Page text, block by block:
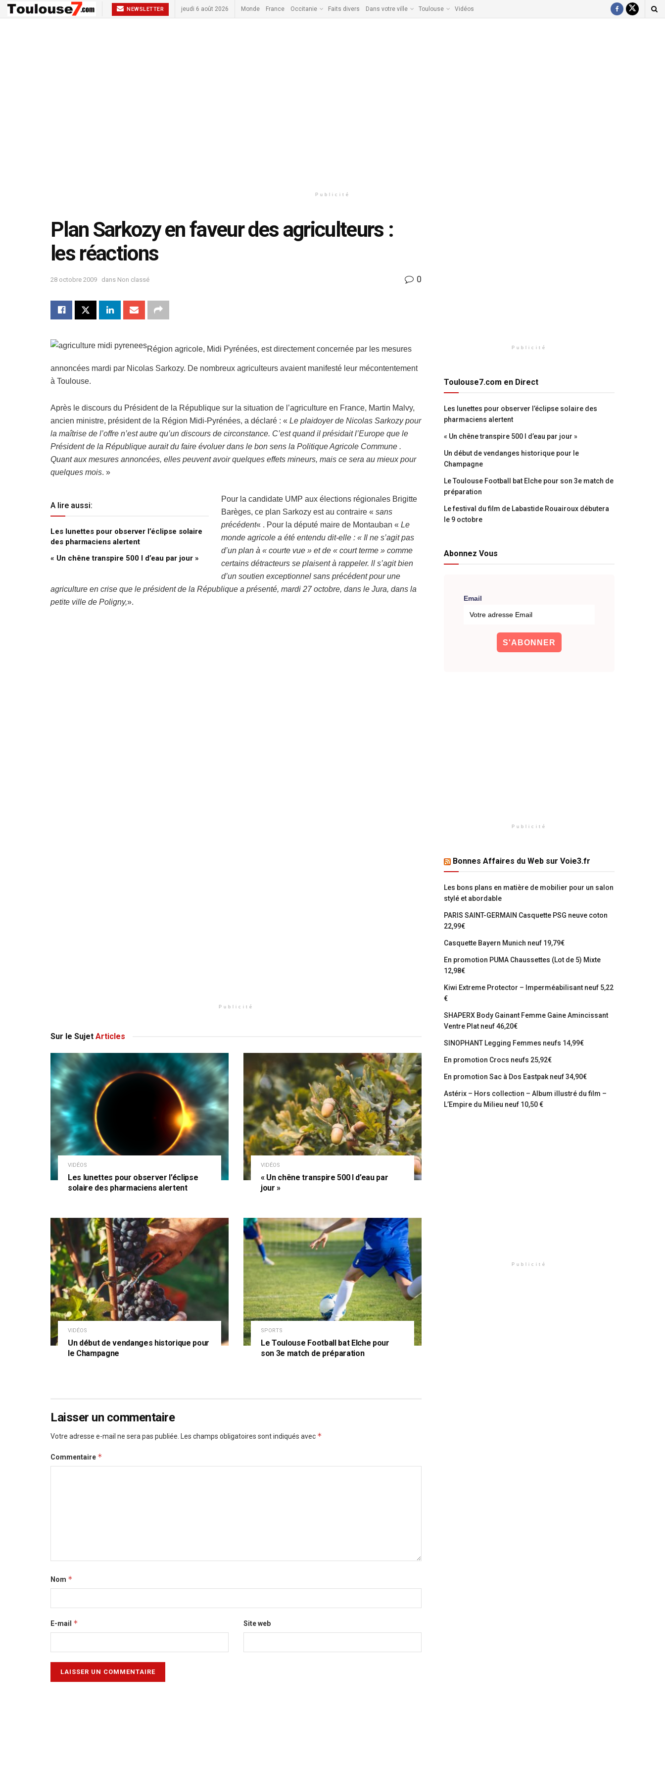
NEWSLETTER jeudi 6 août 2026 Monde France Occitanie Faits divers Dans votre ville Toulouse Vidéos
Publicité
Plan Sarkozy en faveur des agriculteurs :
les réactions
28 octobre 2009 dans Non classé 0
Région agricole, Midi Pyrénées, est directement concernée par les mesures
annoncées mardi par Nicolas Sarkozy. De nombreux agriculteurs avaient manifesté leur mécontentement
à Toulouse.
Après le discours du Président de la République sur la situation de l’agriculture en France, Martin Malvy,
ancien ministre, président de la Région Midi-Pyrénées, a déclaré : « Le plaidoyer de Nicolas Sarkozy pour
la maîtrise de l’offre n’est autre qu’un discours de circonstance. C’est quand il présidait l’Europe que le
Président de la République aurait du faire évoluer dans le bon sens la Politique Agricole Commune .
Quant aux mesures annoncées, elles peuvent avoir quelques effets mineurs, mais ce sera au mieux pour
quelques mois. »
A lire aussi:
Les lunettes pour observer l’éclipse solaire
des pharmaciens alertent
« Un chêne transpire 500 l d’eau par jour »
Pour la candidate UMP aux élections régionales Brigitte
Barèges, ce plan Sarkozy est au contraire « sans
précédent« . Pour la député maire de Montauban « Le
monde agricole a été entendu dit-elle : « Il ne s’agit pas
d’un plan à « courte vue » et de « court terme » comme
certains détracteurs se plaisent à rappeler. ll s’agit bien
d’un soutien exceptionnel sans précédent pour une
agriculture en crise que le président de la République a présenté, mardi 27 octobre, dans le Jura, dans la
petite ville de Poligny,».
Publicité
Sur le Sujet Articles
VIDÉOS
Les lunettes pour observer l’éclipse
solaire des pharmaciens alertent
VIDÉOS
« Un chêne transpire 500 l d’eau par
jour »
VIDÉOS
Un début de vendanges historique pour
le Champagne
SPORTS
Le Toulouse Football bat Elche pour
son 3e match de préparation
Laisser un commentaire
Votre adresse e-mail ne sera pas publiée. Les champs obligatoires sont indiqués avec *
Commentaire *
Nom *
E-mail * Site web
Publicité
Toulouse7.com en Direct
Les lunettes pour observer l’éclipse solaire des
pharmaciens alertent
« Un chêne transpire 500 l d’eau par jour »
Un début de vendanges historique pour le
Champagne
Le Toulouse Football bat Elche pour son 3e match de
préparation
Le festival du film de Labastide Rouairoux débutera
le 9 octobre
Abonnez Vous
Email
Publicité
Bonnes Affaires du Web sur Voie3.fr
Les bons plans en matière de mobilier pour un salon
stylé et abordable
PARIS SAINT-GERMAIN Casquette PSG neuve coton
22,99€
Casquette Bayern Munich neuf 19,79€
En promotion PUMA Chaussettes (Lot de 5) Mixte
12,98€
Kiwi Extreme Protector – Imperméabilisant neuf 5,22
€
SHAPERX Body Gainant Femme Gaine Amincissant
Ventre Plat neuf 46,20€
SINOPHANT Legging Femmes neufs 14,99€
En promotion Crocs neufs 25,92€
En promotion Sac à Dos Eastpak neuf 34,90€
Astérix – Hors collection – Album illustré du film –
L’Empire du Milieu neuf 10,50 €
Publicité